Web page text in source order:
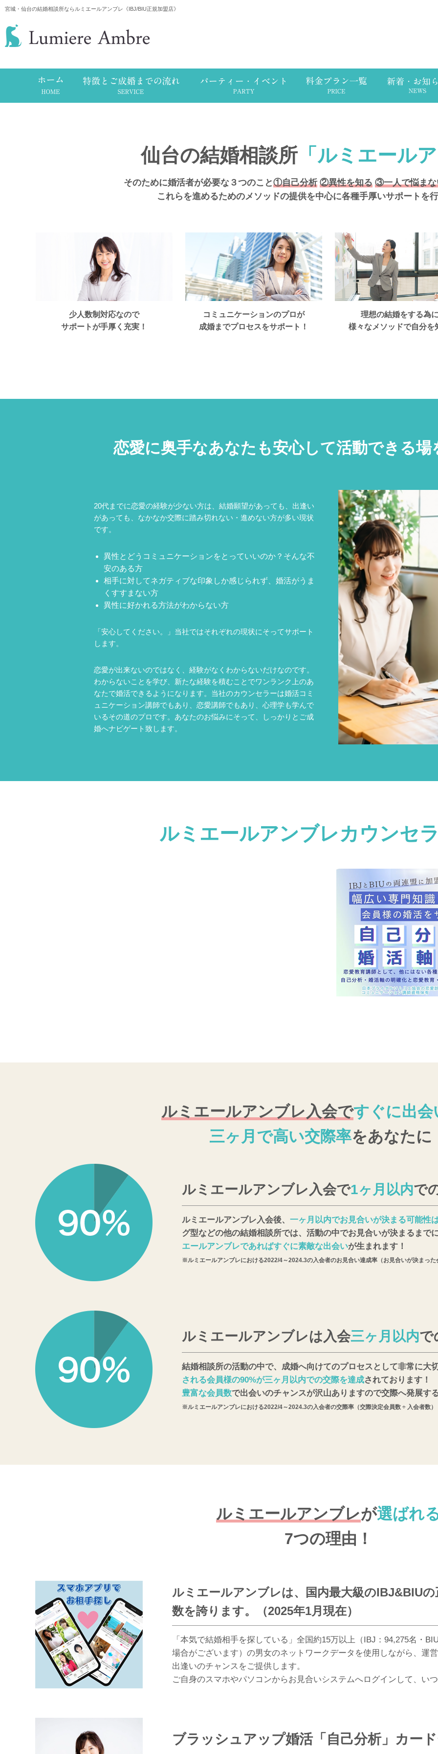
宮城・仙台の結婚相談所ならルミエールアンブレ《IBJ/BIU正規加盟店》
仙台の結婚相談所「ルミエール
そのために婚活者が必要な３つのこと①自己分析 ②異性を知る ③一人で悩まな
これらを進めるためのメソッドの提供を中心に各種手厚いサポートを
少人数制対応なので
サポートが手厚く充実！
コミュニケーションのプロが
成婚までプロセスをサポート！
理想の結婚をする為
様々なメソッドで自分を
恋愛に奥手なあなたも安心して活動できる場
20代までに恋愛の経験が少ない方は、結婚願望があっても、出逢い
があっても、なかなか交際に踏み切れない・進めない方が多い現状
です。
異性とどうコミュニケーションをとっていいのか？そんな不
安のある方
相手に対してネガティブな印象しか感じられず、婚活がうま
くすすまない方
異性に好かれる方法がわからない方
「安心してください。」当社ではそれぞれの現状にそってサポート
します。
恋愛が出来ないのではなく、経験がなくわからないだけなのです。
わからないことを学び、新たな経験を積むことでワンランク上のあ
なたで婚活できるようになります。当社のカウンセラーは婚活コミ
ュニケーション講師でもあり、恋愛講師でもあり、心理学も学んで
いるその道のプロです。あなたのお悩みにそって、しっかりとご成
婚へナビゲート致します。
ルミエールアンブレカウンセ
ルミエールアンブレ入会ですぐに出会
三ヶ月で高い交際率をあなたに
ルミエールアンブレ入会で1ヶ月以内で
ルミエールアンブレ入会後、 一ヶ月以内でお見合いが決まる可能性
グ型などの他の結婚相談所では、活動の中でお見合いが決まるまで
エールアンブレであればすぐに素敵な出会いが生まれます！
※ルミエールアンブレにおける2022/4～2024.3の入会者のお見合い達成率（お見合いが決まった
ルミエールアンブレは入会三ヶ月以内で
結婚相談所の活動の中で、成婚へ向けてのプロセスとして非常に大
される会員様の90%が三ヶ月以内での交際を達成されております！
豊富な会員数で出会いのチャンスが沢山ありますので交際へ発展す
※ルミエールアンブレにおける2022/4～2024.3の入会者の交際率（交際決定会員数 ÷ 入会者数）
ルミエールアンブレが選ばれ
7つの理由！
ルミエールアンブレは、国内最大級のIBJ&BIU
数を誇ります。（2025年1月現在）
「本気で結婚相手を探している」全国約15万以上（IBJ：94,275名・
場合がございます）の男女のネットワークデータを使用しながら、運
出逢いのチャンスをご提供します。
ご自身のスマホやパソコンからお見合いシステムへログインして、い
ブラッシュアップ婚活「自己分析」カー